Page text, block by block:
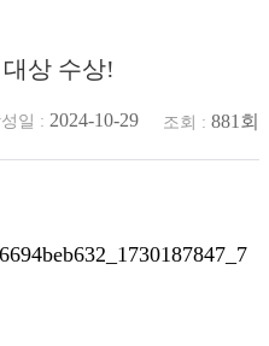
상 수상!
일 : 2024-10-29 조회 : 881회